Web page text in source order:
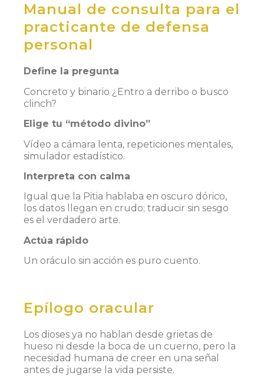
Manual de consulta para el
practicante de defensa
personal
Define la pregunta
Concreto y binario ¿Entro a derribo o busco
clinch?
Elige tu “método divino”
Vídeo a cámara lenta, repeticiones mentales,
simulador estadístico.
Interpreta con calma
Igual que la Pitia hablaba en oscuro dórico,
los datos llegan en crudo; traducir sin sesgo
es el verdadero arte.
Actúa rápido
Un oráculo sin acción es puro cuento.
Epílogo oracular
Los dioses ya no hablan desde grietas de
hueso ni desde la boca de un cuerno, pero la
necesidad humana de creer en una señal
antes de jugarse la vida persiste.